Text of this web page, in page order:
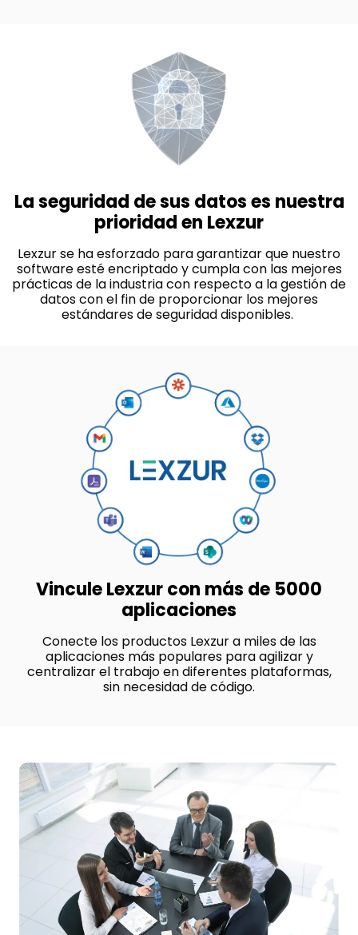
La seguridad de sus datos es nuestra
prioridad en Lexzur
Lexzur se ha esforzado para garantizar que nuestro
software esté encriptado y cumpla con las mejores
prácticas de la industria con respecto a la gestión de
datos con el fin de proporcionar los mejores
estándares de seguridad disponibles.
Vincule Lexzur con más de 5000
aplicaciones
Conecte los productos Lexzur a miles de las
aplicaciones más populares para agilizar y
centralizar el trabajo en diferentes plataformas,
sin necesidad de código.